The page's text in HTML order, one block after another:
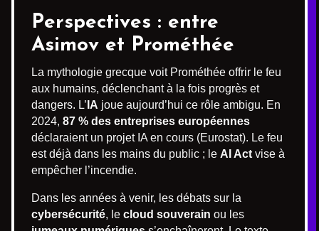
Perspectives : entre
Asimov et Prométhée
La mythologie grecque voit Prométhée offrir le feu
aux humains, déclenchant à la fois progrès et
dangers. L’ IA joue aujourd’hui ce rôle ambigu. En
2024, 87 % des entreprises européennes
déclaraient un projet IA en cours (Eurostat). Le feu
est déjà dans les mains du public ; le AI Act vise à
empêcher l’incendie.
Dans les années à venir, les débats sur la
cybersécurité, le cloud souverain ou les